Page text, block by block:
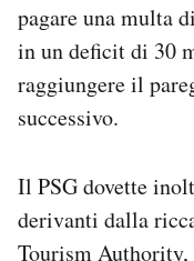
pagare una multa
in un deficit di 30
raggiungere il
successivo.
Il PSG dovette
derivanti dalla
Tourism Authority,